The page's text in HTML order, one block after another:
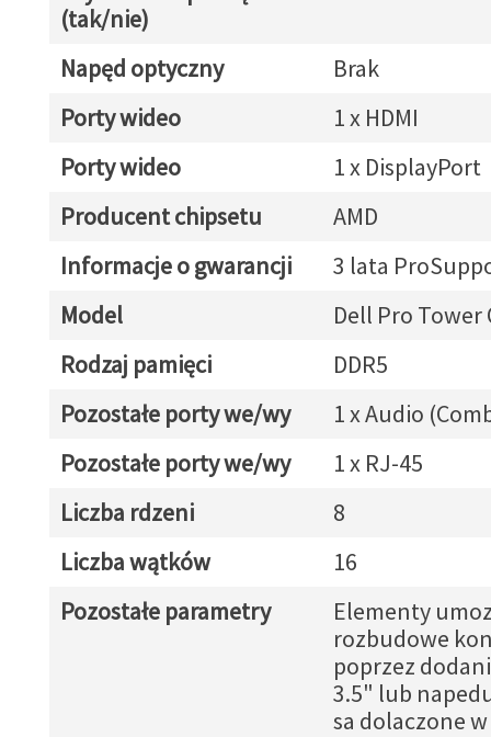
(tak/nie)
Napęd optyczny
Brak
Porty wideo
1 x HDMI
Porty wideo
1 x DisplayPort
Producent chipsetu
AMD
Informacje o gwarancji
3 lata
Model
Dell Pro Tower
Rodzaj pamięci
DDR5
Pozostałe porty we/wy
1 x Audio
Pozostałe porty we/wy
1 x RJ-45
Liczba rdzeni
8
Liczba wątków
16
Pozostałe parametry
Elementy
rozbudowe
poprzez
3.5" lub
sa dolaczone